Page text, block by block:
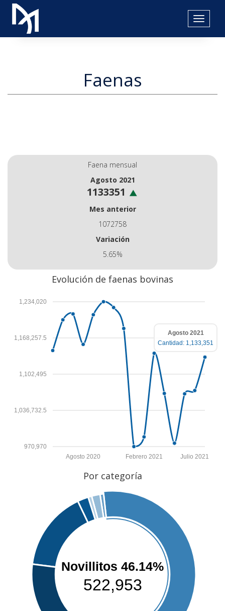
-
Faenas
Faena mensual
Agosto 2021
1133351
Mes anterior
1072758
Variación
5.65%
Evolución de faenas bovinas
970,970
1,036,732.5
1,102,495
1,168,257.5
1,234,020
Julio 2021
Febrero 2021
Agosto 2020
Agosto 2021
Cantidad: 1,133,351
Por categoría
Novillitos 46.14%
522,953